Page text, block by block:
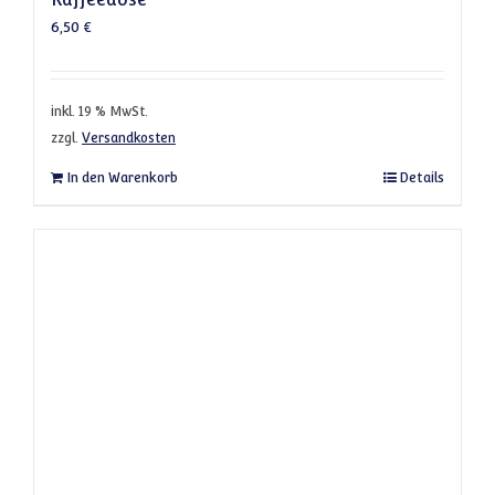
6,50 €
inkl. 19 % MwSt.
zzgl. Versandkosten
In den Warenkorb Details